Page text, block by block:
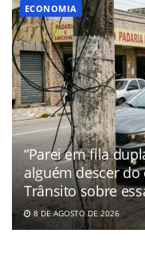
ECONOMIA
“Parei em fila
alguém descer do
Trânsito sobre
8 DE AGOSTO DE 2026